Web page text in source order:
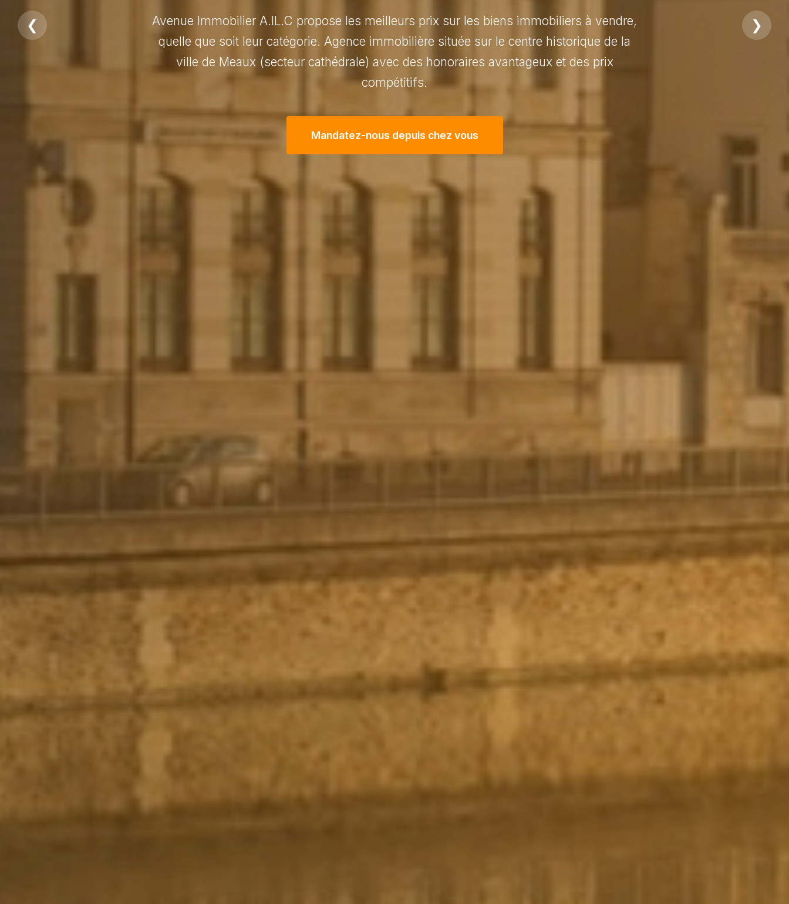
❮ ❯
Avenue Immobilier A.IL.C propose les meilleurs prix sur les biens immobiliers à vendre,
quelle que soit leur catégorie. Agence immobilière située sur le centre historique de la
ville de Meaux (secteur cathédrale) avec des honoraires avantageux et des prix
compétitifs.
Mandatez-nous depuis chez vous